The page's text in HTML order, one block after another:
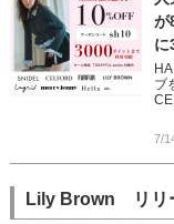
が
に
ブ
7/
Lily Brown リリ